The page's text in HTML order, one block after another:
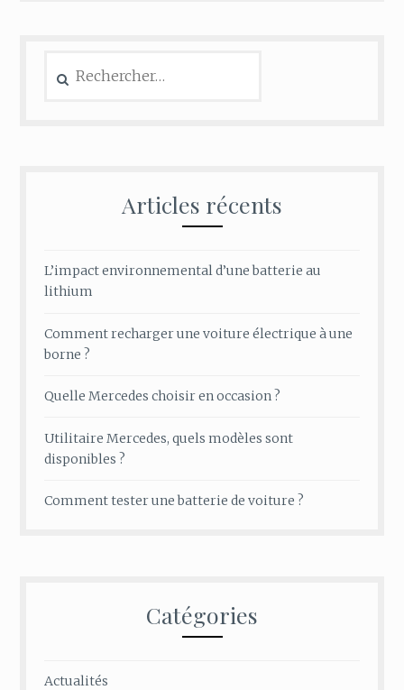
Articles récents
L’impact environnemental d’une batterie au
lithium
Comment recharger une voiture électrique à une
borne ?
Quelle Mercedes choisir en occasion ?
Utilitaire Mercedes, quels modèles sont
disponibles ?
Comment tester une batterie de voiture ?
Catégories
Actualités